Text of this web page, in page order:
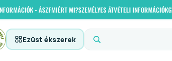
- ÁSZFMIÉRT MI?SZEMÉLYES ÁTVÉTELI INFORMÁCIÓK
Ezüst ékszerek